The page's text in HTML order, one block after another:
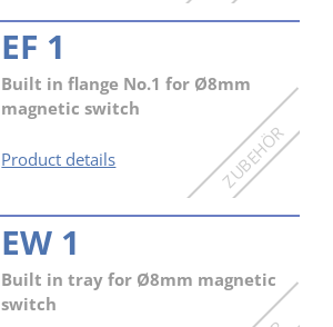
EF 1
Built in flange No.1 for Ø8mm
magnetic switch
Product detailsEF
EW 1
Built in tray for Ø8mm magnetic
switch